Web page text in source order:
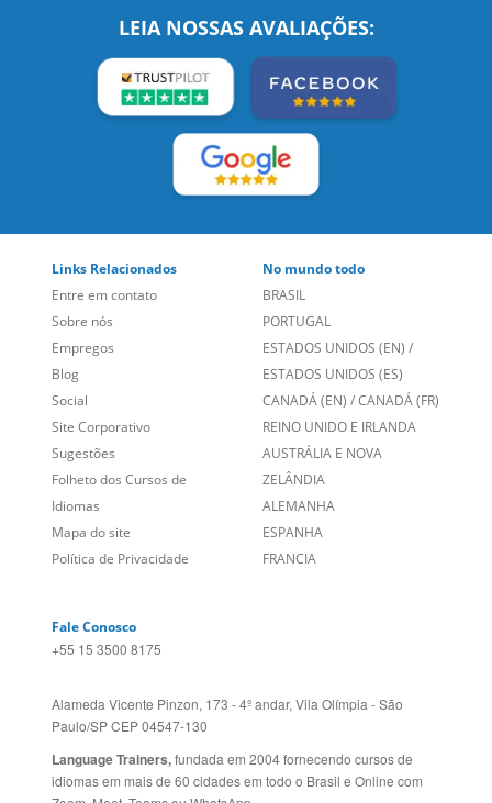
LEIA NOSSAS AVALIAÇÕES:
Links Relacionados
Entre em contato
Sobre nós
Empregos
Blog
Social
Site Corporativo
Sugestões
Folheto dos Cursos de
Idiomas
Mapa do site
Política de Privacidade
No mundo todo
BRASIL
PORTUGAL
ESTADOS UNIDOS (EN) /
ESTADOS UNIDOS (ES)
CANADÁ (EN) /CANADÁ (FR)
REINO UNIDO E IRLANDA
AUSTRÁLIA E NOVA
ZELÂNDIA
ALEMANHA
ESPANHA
FRANCIA
Fale Conosco
+55 15 3500 8175
Alameda Vicente Pinzon, 173 - 4º andar, Vila Olímpia - São
Paulo/SP CEP 04547-130
Language Trainers,fundada em 2004 fornecendo cursos de
idiomas em mais de 60 cidades em todo o Brasil e Online com